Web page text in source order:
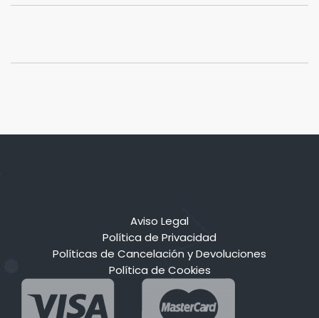
Aviso Legal
Política de Privacidad
Políticas de Cancelación y Devoluciones
Política de Cookies